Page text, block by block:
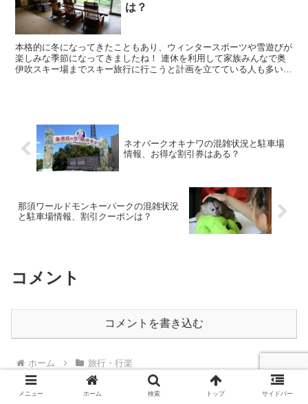
は？
本格的に冬になってきたこともあり、ウィンタースポーツや雪遊びが
楽しみな季節になってきましたね！ 連休を利用して家族みんなで奥
伊吹スキー場までスキー旅行に行こうと計画を立てている人も多いの
ネオパークオキナワの混雑状況と駐車場
情報、お得な割引券はある？
那須ワールドモンキーパークの混雑状況
と駐車場情報、割引クーポンは？
コメント
コメントを書き込む
ホーム 旅行・行楽
メニュー ホーム 検索 トップ サイドバー